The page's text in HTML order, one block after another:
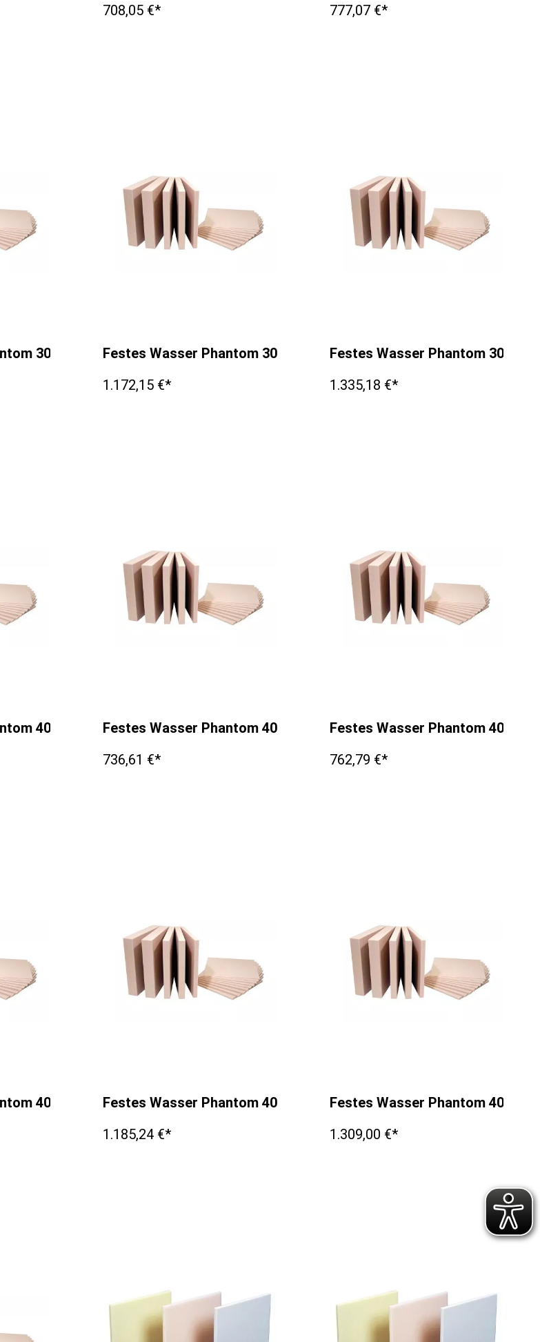
708,05 €*
777,07 €*
300x300x30mmFestes Wasser Phantom 300x300x40mm
1.172,15 €*
Festes Wasser Phantom
1.335,18 €*
400x400x3mmFestes Wasser Phantom 400x400x5mm
736,61 €*
Festes Wasser Phantom
762,79 €*
400x400x20mmFestes Wasser Phantom 400x400x25mm
1.185,24 €*
Festes Wasser Phantom
1.309,00 €*